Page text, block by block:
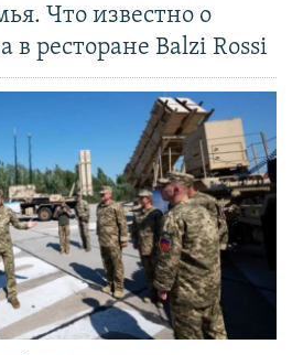
Что известно о
в ресторане Balzi Rossi